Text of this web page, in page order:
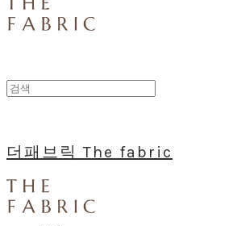
더패브릭 The fabric